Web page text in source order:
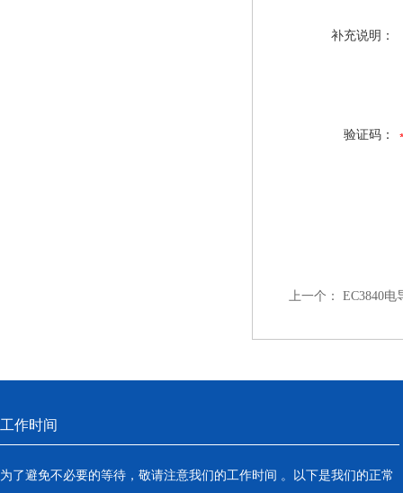
补充说明：
验证码：
上一个： EC3840电
工作时间
为了避免不必要的等待，敬请注意我们的工作时间 。以下是我们的正常